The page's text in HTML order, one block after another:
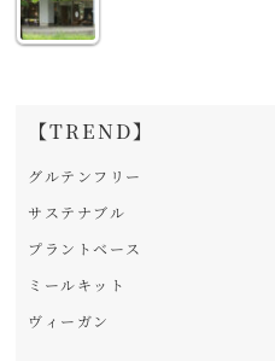
【TREND】
グルテンフリー
サステナブル
プラントベース
ミールキット
ヴィーガン